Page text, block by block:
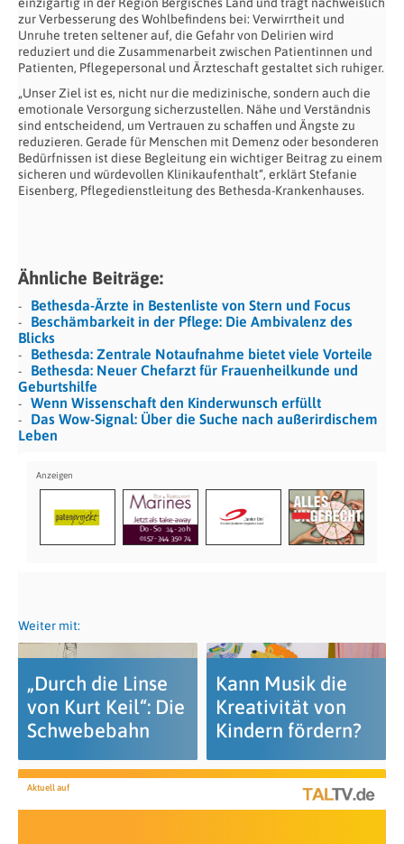
einzigartig in der Region Bergisches Land und trägt nachweislich
zur Verbesserung des Wohlbefindens bei: Verwirrtheit und
Unruhe treten seltener auf, die Gefahr von Delirien wird
reduziert und die Zusammenarbeit zwischen Patientinnen und
Patienten, Pflegepersonal und Ärzteschaft gestaltet sich ruhiger.
„Unser Ziel ist es, nicht nur die medizinische, sondern auch die
emotionale Versorgung sicherzustellen. Nähe und Verständnis
sind entscheidend, um Vertrauen zu schaffen und Ängste zu
reduzieren. Gerade für Menschen mit Demenz oder besonderen
Bedürfnissen ist diese Begleitung ein wichtiger Beitrag zu einem
sicheren und würdevollen Klinikaufenthalt“, erklärt Stefanie
Eisenberg, Pflegedienstleitung des Bethesda-Krankenhauses.
Ähnliche Beiträge:
Bethesda-Ärzte in Bestenliste von Stern und Focus
Beschämbarkeit in der Pflege: Die Ambivalenz des
Blicks
Bethesda: Zentrale Notaufnahme bietet viele Vorteile
Bethesda: Neuer Chefarzt für Frauenheilkunde und
Geburtshilfe
Wenn Wissenschaft den Kinderwunsch erfüllt
Das Wow-Signal: Über die Suche nach außerirdischem
Leben
Weiter mit:
„Durch die Linse
von Kurt Keil“: Die
Schwebebahn
Kann Musik die
Kreativität von
Kindern fördern?
Aktuell auf